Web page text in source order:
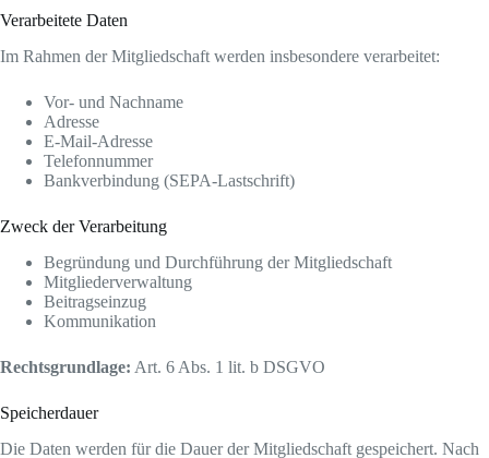
Verarbeitete Daten
Im Rahmen der Mitgliedschaft werden insbesondere verarbeitet:
Vor- und Nachname
Adresse
E-Mail-Adresse
Telefonnummer
Bankverbindung (SEPA-Lastschrift)
Zweck der Verarbeitung
Begründung und Durchführung der Mitgliedschaft
Mitgliederverwaltung
Beitragseinzug
Kommunikation
Rechtsgrundlage: Art. 6 Abs. 1 lit. b DSGVO
Speicherdauer
Die Daten werden für die Dauer der Mitgliedschaft gespeichert. Nach